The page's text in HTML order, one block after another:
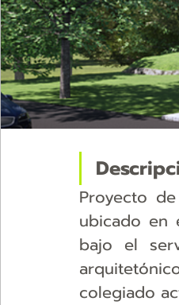
Proyecto
ubicado en
bajo el
colegiado